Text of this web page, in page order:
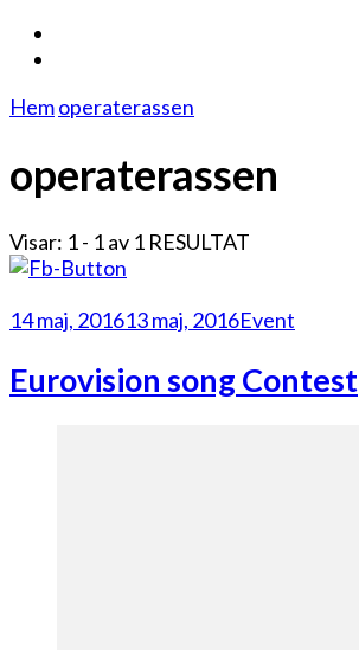
Hemoperaterassen
operaterassen
Visar: 1 - 1 av 1 RESULTAT
14 maj, 201613 maj, 2016Event
Eurovision song Contest